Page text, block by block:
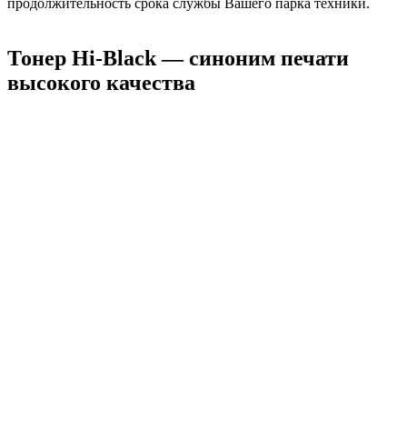
Тонер Hi-Black — синоним печати
высокого качества